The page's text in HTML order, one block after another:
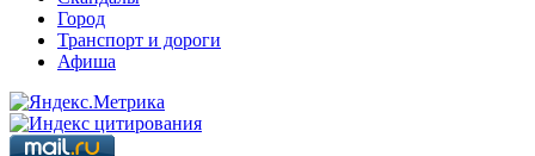
Город
Транспорт и дороги
Афиша